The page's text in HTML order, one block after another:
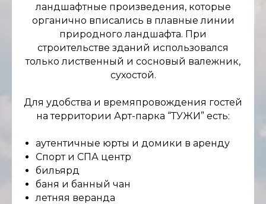
ландшафтные произведения, которые
органично вписались в плавные линии
природного ландшафта. При
строительстве зданий использовался
только лиственный и сосновый валежник,
сухостой.
Для удобства и времяпровождения гостей
на территории Арт-парка “ТУЖИ” есть:
аутентичные юрты и домики в аренду
Спорт и СПА центр
бильярд
баня и банный чан
летняя веранда